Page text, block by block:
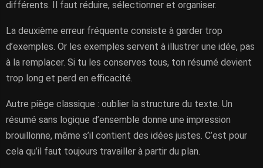
différents. Il faut réduire, sélectionner et organiser.
La deuxième erreur fréquente consiste à garder trop
d’exemples. Or les exemples servent à illustrer une idée, pas
à la remplacer. Si tu les conserves tous, ton résumé devient
trop long et perd en efficacité.
Autre piège classique : oublier la structure du texte. Un
résumé sans logique d’ensemble donne une impression
brouillonne, même s’il contient des idées justes. C’est pour
cela qu’il faut toujours travailler à partir du plan.